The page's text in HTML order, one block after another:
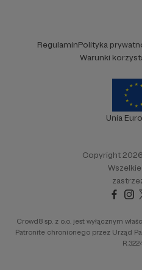
RegulaminPolityka
Warunki
Unia
Copyright
Crowd8 sp. z o.o. jest wyłącznym
Patronite chronionego przez Urząd